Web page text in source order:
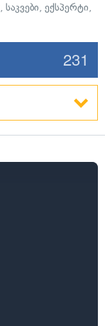
, საკვები, ექსპერტი,
231